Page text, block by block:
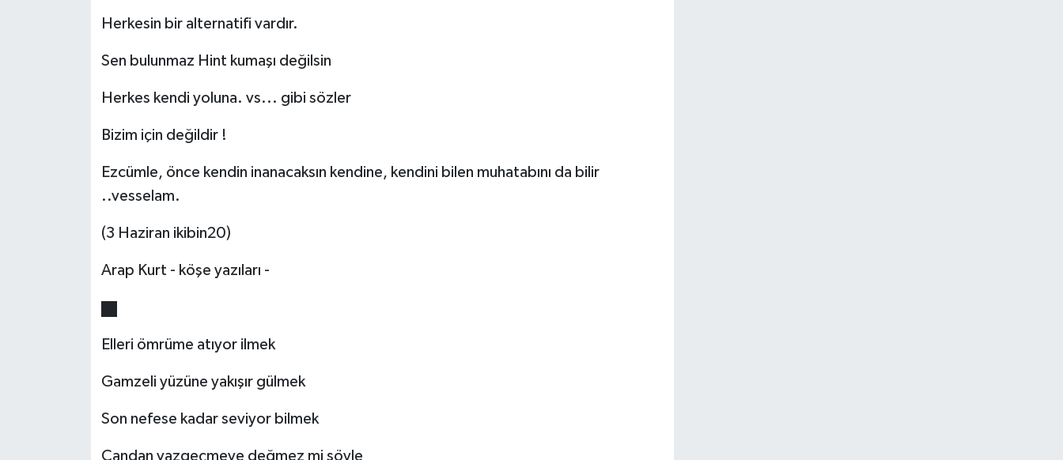
Herkesin bir alternatifi vardır.
Sen bulunmaz Hint kumaşı değilsin
Herkes kendi yoluna. vs... gibi sözler
Bizim için değildir !
Ezcümle, önce kendin inanacaksın kendine, kendini bilen muhatabını da bilir
..vesselam.
(3 Haziran ikibin20)
Arap Kurt - köşe yazıları -
Elleri ömrüme atıyor ilmek
Gamzeli yüzüne yakışır gülmek
Son nefese kadar seviyor bilmek
Candan vazgeçmeye değmez mi söyle